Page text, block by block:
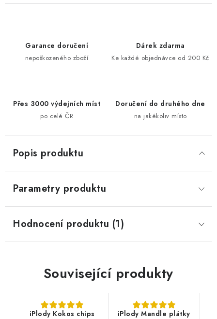
Garance doručení
nepoškozeného zboží
Dárek zdarma
Ke každé objednávce od 200 Kč
Přes 3000 výdejních míst
po celé ČR
Doručení do druhého dne
na jakékoliv místo
Popis produktu
Parametry produktu
Hodnocení produktu (1)
Související produkty
iPlody Kokos chips
iPlody Mandle plátky